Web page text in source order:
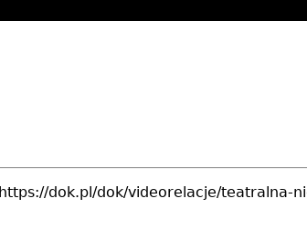
https://dok.pl/dok/videorelacje/teatralna-